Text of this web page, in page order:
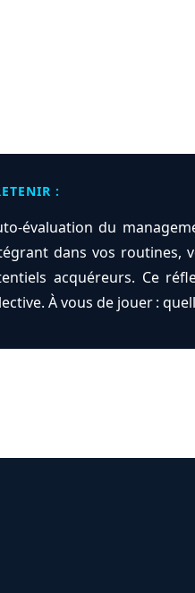
:
évaluation du
dans vos routines,
acquéreurs. Ce
À vous de jouer :